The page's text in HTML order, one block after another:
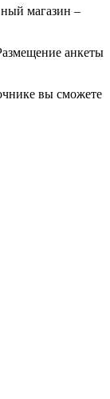
магазин –
анкеты
вы сможете